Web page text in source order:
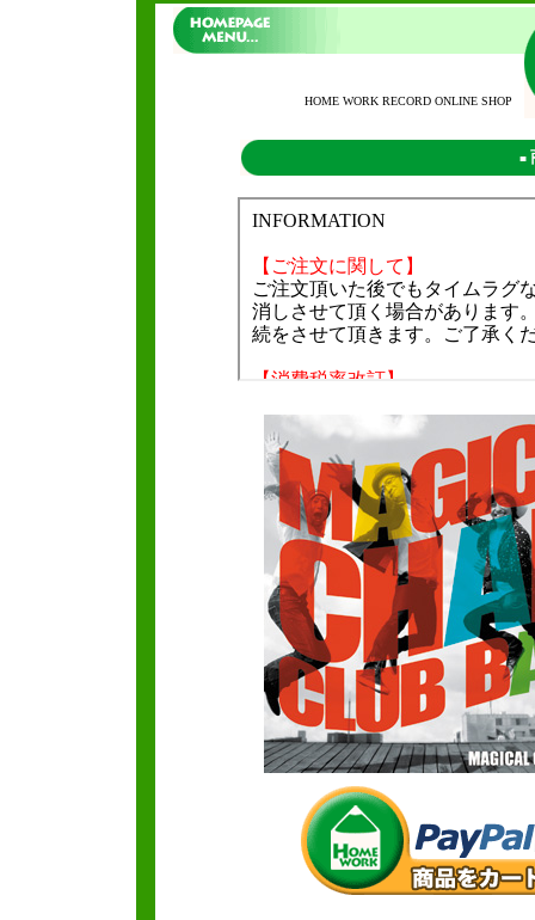
HOME WORK RECORD ONLINE SHOP
■